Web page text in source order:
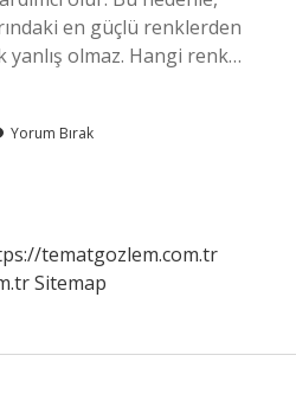
en güçlü renklerden
olmaz. Hangi renk…
Yorum Bırak
tematgozlem.com.tr
Sitemap